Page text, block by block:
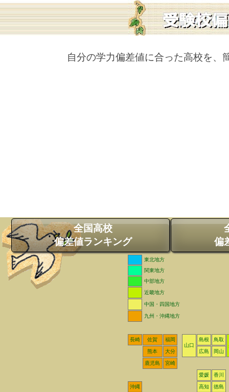
自分の学力偏差値に合った高校を、
全国高校
偏差値ランキング
偏
東北地方
関東地方
中部地方
近畿地方
中国・四国地方
九州・沖縄地方
長崎 佐賀
福岡
山口
島根
鳥取
熊本
大分 広島 岡山
鹿児島 宮崎
愛媛 香川
沖縄 高知 徳島